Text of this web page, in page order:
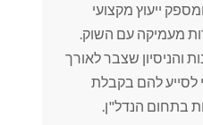
ייעוץ מקצועי
מעמיקה עם השוק.
והניסיון שצבר לאורך
לסייע להם בקבלת
בתחום הנדל"ן.